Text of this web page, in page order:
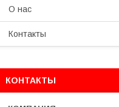
О нас
Контакты
КОНТАКТЫ